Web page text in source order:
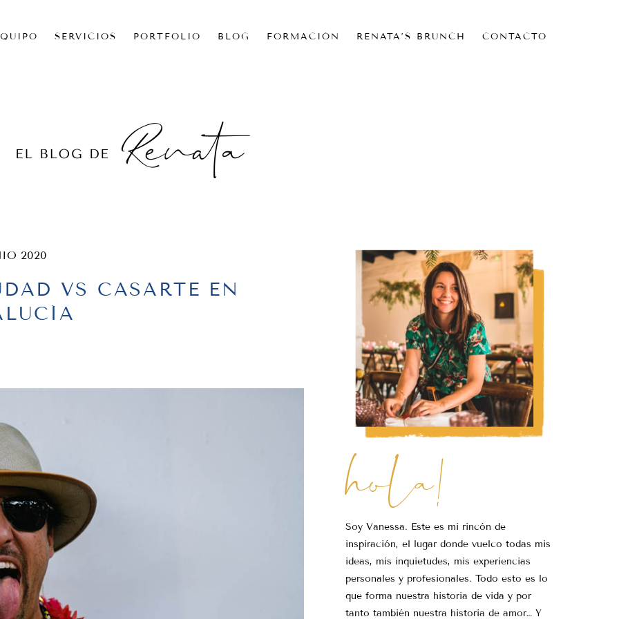
SERVICIOS PORTFOLIO BLOG FORMACIÓN RENATA’S BRUNCH CONTACTO
2020
VS CASARTE EN
hola!
Soy Vanessa. Este es mi rincón de
inspiración, el lugar donde vuelco todas mis
ideas, mis inquietudes, mis experiencias
personales y profesionales. Todo esto es lo
que forma nuestra historia de vida y por
tanto también nuestra historia de amor… Y